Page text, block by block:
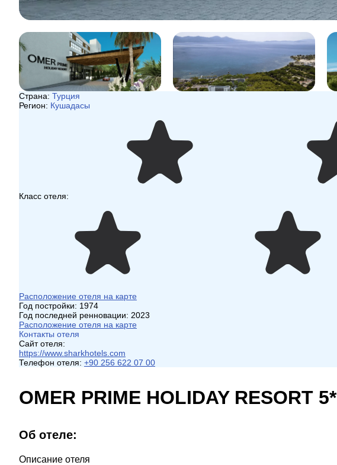
Страна: Турция
Регион: Кушадасы
Класс отеля:
Расположение отеля на карте
Год постройки: 1974
Год последней ренновации: 2023
Расположение отеля на карте
Контакты отеля
Сайт отеля:
https://www.sharkhotels.com
Телефон отеля: +90 256 622 07 00
OMER PRIME HOLIDAY RESORT 5*
Об отеле:
Описание отеля